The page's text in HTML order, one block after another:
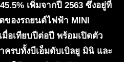
เพิ่มจากปี 2563 ซึ่งอยู่ที่
ของรถยนต์ไฟฟ้า MINI
มื่อเทียบปีต่อปี พร้อมเปิดตัว
ครบทั้งบีเอ็มดับเบิลยู มินิ และ